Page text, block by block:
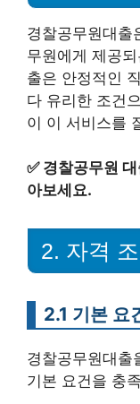
경찰공무원대출
무원에게 제공
출은 안정적인
다 유리한 조건
이 이 서비스를
✅ 경찰공무원
아보세요.
2. 자격
2.1 기본 요
경찰공무원대출
기본 요건을 충